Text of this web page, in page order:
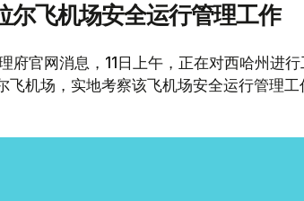
尔飞机场安全运行管理工作
府官网消息，11日上午，正在对西哈州进
飞机场，实地考察该飞机场安全运行管理